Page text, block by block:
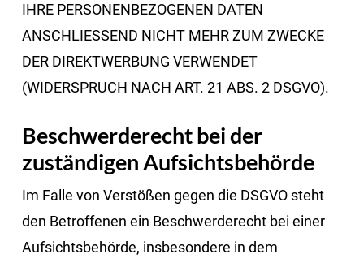
IHRE PERSONENBEZOGENEN DATEN
ANSCHLIESSEND NICHT MEHR ZUM ZWECKE
DER DIREKTWERBUNG VERWENDET
(WIDERSPRUCH NACH ART. 21 ABS. 2 DSGVO).
Beschwerde­recht bei der
zuständigen Aufsichts­behörde
Im Falle von Verstößen gegen die DSGVO steht
den Betroffenen ein Beschwerderecht bei einer
Aufsichtsbehörde, insbesondere in dem